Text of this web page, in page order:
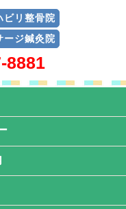
ビリ整骨院
ージ鍼灸院
8881